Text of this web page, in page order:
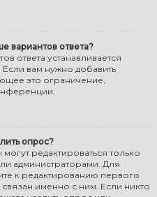
вариантов ответа?
ответа устанавливается
вам нужно добавить
это ограничение,
опрос?
редактироваться только
администраторами. Для
к редактированию первого
именно с ним. Если никто